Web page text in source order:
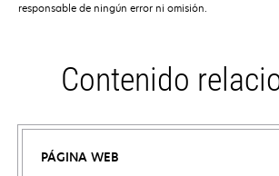
responsable de ningún error ni omisión.
Contenido
PÁGINA WEB